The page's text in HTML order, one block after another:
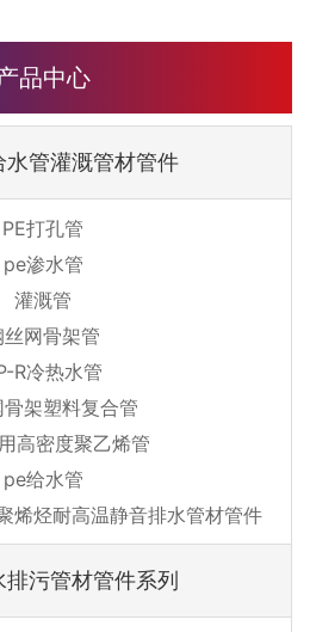
品中心
管灌溉管材管件
PE打孔管
pe渗水管
灌溉管
丝网骨架管
R冷热水管
架塑料复合管
高密度聚乙烯管
pe给水管
烯烃耐高温静音排水管材管件
污管材管件系列